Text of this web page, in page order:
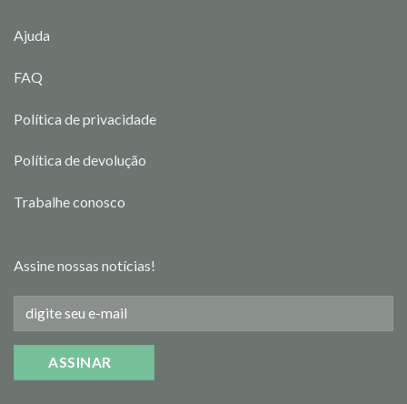
Ajuda
FAQ
Política de privacidade
Política de devolução
Trabalhe conosco
Assine nossas notícias!